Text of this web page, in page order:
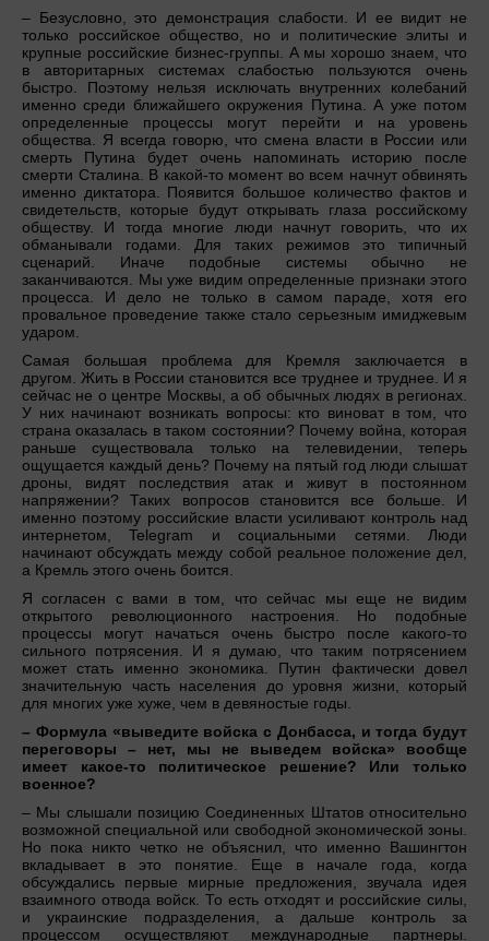
– Безусловно, это демонстрация слабости. И ее видит не
только российское общество, но и политические элиты и
крупные российские бизнес-группы. А мы хорошо знаем, что
в авторитарных системах слабостью пользуются очень
быстро. Поэтому нельзя исключать внутренних колебаний
именно среди ближайшего окружения Путина. А уже потом
определенные процессы могут перейти и на уровень
общества. Я всегда говорю, что смена власти в России или
смерть Путина будет очень напоминать историю после
смерти Сталина. В какой-то момент во всем начнут обвинять
именно диктатора. Появится большое количество фактов и
свидетельств, которые будут открывать глаза российскому
обществу. И тогда многие люди начнут говорить, что их
обманывали годами. Для таких режимов это типичный
сценарий. Иначе подобные системы обычно не
заканчиваются. Мы уже видим определенные признаки этого
процесса. И дело не только в самом параде, хотя его
провальное проведение также стало серьезным имиджевым
ударом.
Самая большая проблема для Кремля заключается в
другом. Жить в России становится все труднее и труднее. И я
сейчас не о центре Москвы, а об обычных людях в регионах.
У них начинают возникать вопросы: кто виноват в том, что
страна оказалась в таком состоянии? Почему война, которая
раньше существовала только на телевидении, теперь
ощущается каждый день? Почему на пятый год люди слышат
дроны, видят последствия атак и живут в постоянном
напряжении? Таких вопросов становится все больше. И
именно поэтому российские власти усиливают контроль над
интернетом, Telegram и социальными сетями. Люди
начинают обсуждать между собой реальное положение дел,
а Кремль этого очень боится.
Я согласен с вами в том, что сейчас мы еще не видим
открытого революционного настроения. Но подобные
процессы могут начаться очень быстро после какого-то
сильного потрясения. И я думаю, что таким потрясением
может стать именно экономика. Путин фактически довел
значительную часть населения до уровня жизни, который
для многих уже хуже, чем в девяностые годы.
– Формула «выведите войска с Донбасса, и тогда будут
переговоры – нет, мы не выведем войска» вообще
имеет какое-то политическое решение? Или только
военное?
– Мы слышали позицию Соединенных Штатов относительно
возможной специальной или свободной экономической зоны.
Но пока никто четко не объяснил, что именно Вашингтон
вкладывает в это понятие. Еще в начале года, когда
обсуждались первые мирные предложения, звучала идея
взаимного отвода войск. То есть отходят и российские силы,
и украинские подразделения, а дальше контроль за
процессом осуществляют международные партнеры.